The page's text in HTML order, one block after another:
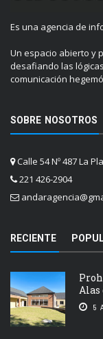
Es una agencia de
Un espacio abierto y
desafiando las
comunicación
SOBRE NOSOTROS
Calle 54 Nº 487 La
221 426-2904
RECIENTE
Alas
5